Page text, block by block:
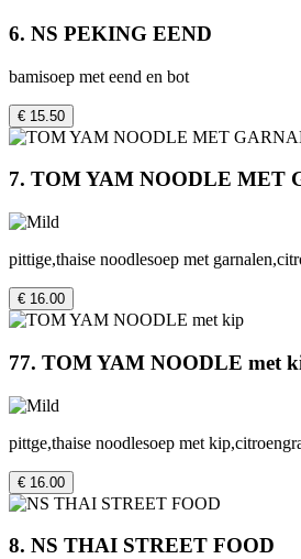
6. NS PEKING EEND
bamisoep met eend en bot
€ 15.50
7. TOM YAM NOODLE MET
pittige,thaise noodlesoep met
€ 16.00
77. TOM YAM NOODLE met
pittge,thaise noodlesoep met
€ 16.00
8. NS THAI STREET FOOD